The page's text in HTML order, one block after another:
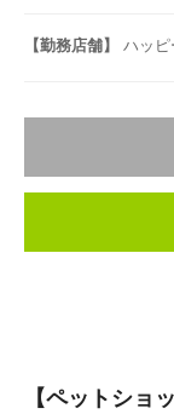
【勤務店舗】 ハッピ
【ペットショ